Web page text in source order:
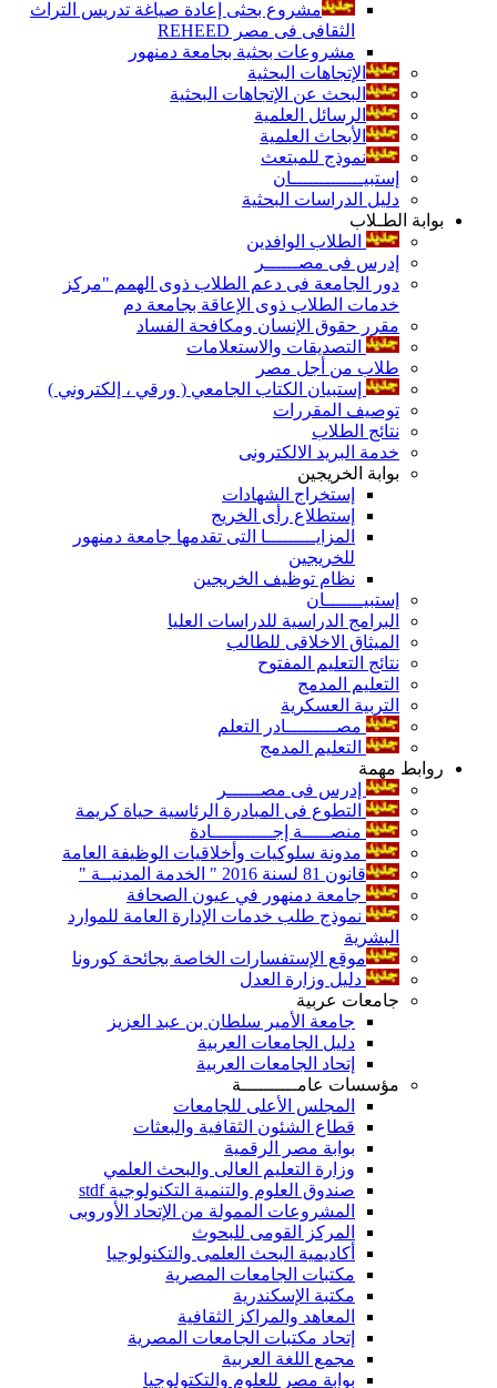
مشروع بحثى إعادة صياغة تدريس التراث
الثقافى فى مصر REHEED
مشروعات بحثية بجامعة دمنهور
الإتجاهات البحثية
البحث عن الإتجاهات البحثية
الرسائل العلمية
الأبحاث العلمية
نموذج للمبتعث
إستبيـــــــــــــان
دليل الدراسات البحثية
بوابة الطـلاب
الطلاب الوافدين
إدرس فى مصــــــر
دور الجامعة فى دعم الطلاب ذوى الهمم "مركز
خدمات الطلاب ذوى الإعاقة بجامعة دم
مقرر حقوق الإنسان ومكافحة الفساد
التصديقات والاستعلامات
طلاب من أجل مصر
إستبيان الكتاب الجامعي ( ورقي ، إلكتروني )
توصيف المقررات
نتائج الطلاب
خدمة البريد الالكترونى
بوابة الخريجين
إستخراج الشهادات
إستطلاع رأى الخريج
المزايـــــــــا التى تقدمها جامعة دمنهور
للخريجين
نظام توظيف الخريجين
إستبيـــــــان
البرامج الدراسية للدراسات العليا
الميثاق الاخلاقى للطالب
نتائج التعليم المفتوح
التعليم المدمج
التربية العسكرية
مصـــــــــادر التعلم
التعليم المدمج
روابط مهمة
إدرس فى مصــــــر
التطوع فى المبادرة الرئاسية حياة كريمة
منصـــــة إجـــــــــــادة
مدونة سلوكيات وأخلاقيات الوظيفة العامة
قانون 81 لسنة 2016 " الخدمة المدنيــة "
جامعة دمنهور في عيون الصحافة
نموذج طلب خدمات الإدارة العامة للموارد
البشرية
موقع الإستفسارات الخاصة بجائحة كورونا
دليل وزارة العدل
جامعات عربية
جامعة الأمير سلطان بن عبد العزيز
دليل الجامعات العربية
إتحاد الجامعات العربية
مؤسسات عامــــــــــة
المجلس الأعلى للجامعات
قطاع الشئون الثقافية والبعثات
بوابة مصر الرقمية
وزارة التعليم العالى والبحث العلمي
صندوق العلوم والتنمية التكنولوجية stdf
المشروعات الممولة من الإتحاد الأوروبى
المركز القومى للبحوث
أكاديمية البحث العلمى والتكنولوجيا
مكتبات الجامعات المصرية
مكتبة الإسكندرية
المعاهد والمراكز الثقافية
إتحاد مكتبات الجامعات المصرية
مجمع اللغة العربية
بوابة مصر للعلوم والتكتولوجيا